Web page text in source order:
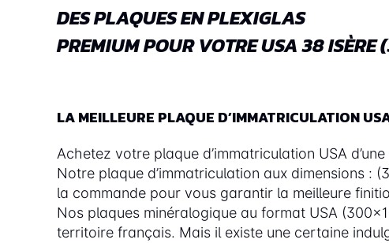
DES PLAQUES EN PLEXIGLAS
PREMIUM POUR VOTRE USA 38
LA MEILLEURE PLAQUE D’IMMATRICULATION
Achetez votre plaque d’immatriculation USA
Notre plaque d’immatriculation aux dimensions :
la commande pour vous garantir la meilleure
Nos plaques minéralogique au format USA
territoire français. Mais il existe une certaine